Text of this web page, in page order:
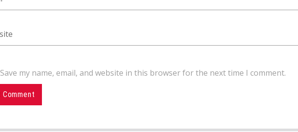
Save my name, email, and website in this browser for the next time I comment.